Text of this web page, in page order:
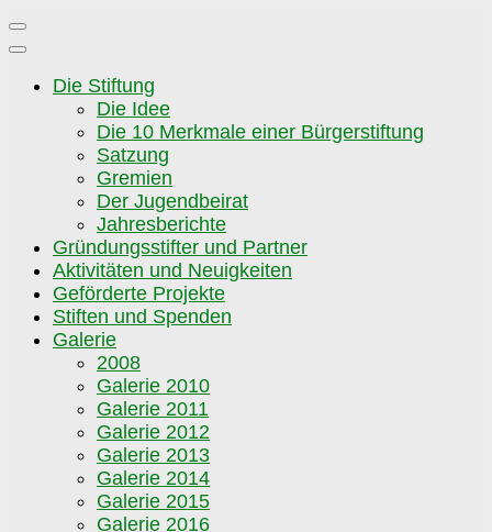
Zum
Inhalt
Die Stiftung
Die Idee
Die 10 Merkmale einer Bürgerstiftung
Satzung
Gremien
Der Jugendbeirat
Jahresberichte
Gründungsstifter und Partner
Aktivitäten und Neuigkeiten
Geförderte Projekte
Stiften und Spenden
Galerie
2008
Galerie 2010
Galerie 2011
Galerie 2012
Galerie 2013
Galerie 2014
Galerie 2015
Galerie 2016